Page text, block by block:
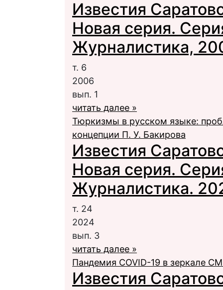
Известия
Новая серия.
Журналистика,
т. 6
2006
вып. 1
читать далее »
Тюркизмы в русском языке:
концепции П. У. Бакирова
Известия
Новая серия.
Журналистика.
т. 24
2024
вып. 3
читать далее »
Пандемия COVID-19 в зеркале
Известия